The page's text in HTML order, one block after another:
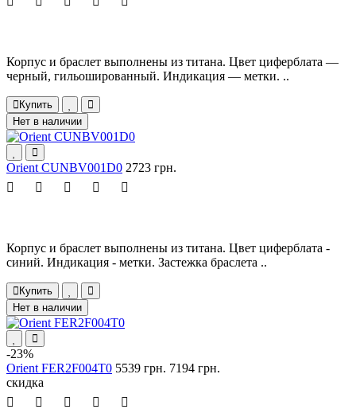
Корпус и браслет выполнены из титана. Цвет циферблата —
черный, гильошированный. Индикация — метки. ..
Купить
Нет в наличии
Orient CUNBV001D0 2723 грн.
Корпус и браслет выполнены из титана. Цвет циферблата -
синий. Индикация - метки. Застежка браслета ..
Купить
Нет в наличии
-23%
Orient FER2F004T0 5539 грн. 7194 грн.
скидка